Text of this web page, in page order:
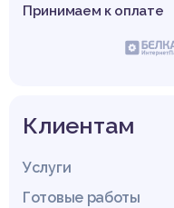
Принимаем к оплате
Клиентам
Услуги
Готовые работы